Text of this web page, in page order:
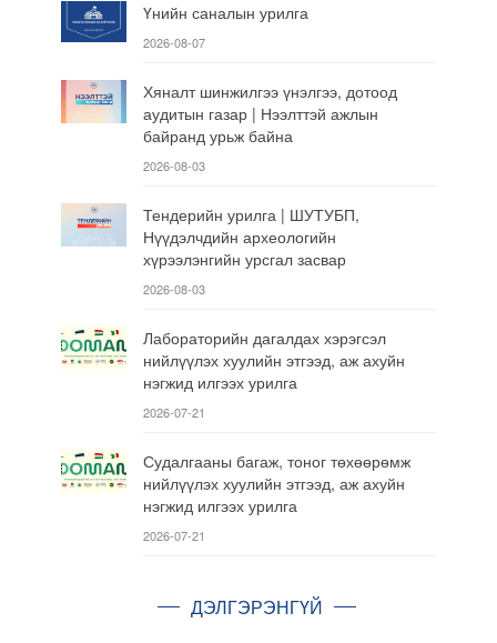
Үнийн саналын урилга
2026-08-07
Хяналт шинжилгээ үнэлгээ, дотоод
аудитын газар | Нээлттэй ажлын
байранд урьж байна
2026-08-03
Тендерийн урилга | ШУТУБП,
Нүүдэлчдийн археологийн
хүрээлэнгийн урсгал засвар
2026-08-03
Лабораторийн дагалдах хэрэгсэл
нийлүүлэх хуулийн этгээд, аж ахуйн
нэгжид илгээх урилга
2026-07-21
Судалгааны багаж, тоног төхөөрөмж
нийлүүлэх хуулийн этгээд, аж ахуйн
нэгжид илгээх урилга
2026-07-21
ДЭЛГЭРЭНГҮЙ